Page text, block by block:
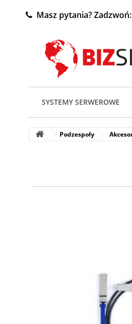
Masz pytania? Zadzwoń:
SYSTEMY SERWEROWE
Podzespoły